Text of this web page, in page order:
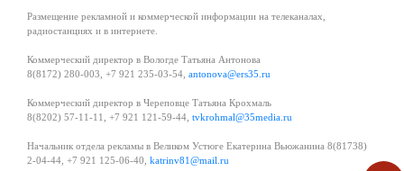
Размещение рекламной и коммерческой информации на телеканалах,
радиостанциях и в интернете.
Коммерческий директор в Вологде Татьяна Антонова
8(8172) 280-003, +7 921 235-03-54, antonova@ers35.ru
Коммерческий директор в Череповце Татьяна Крохмаль
8(8202) 57-11-11, +7 921 121-59-44, tvkrohmal@35media.ru
Начальник отдела рекламы в Великом Устюге Екатерина Вьюжанина 8(81738)
2-04-44, +7 921 125-06-40, katrinv81@mail.ru